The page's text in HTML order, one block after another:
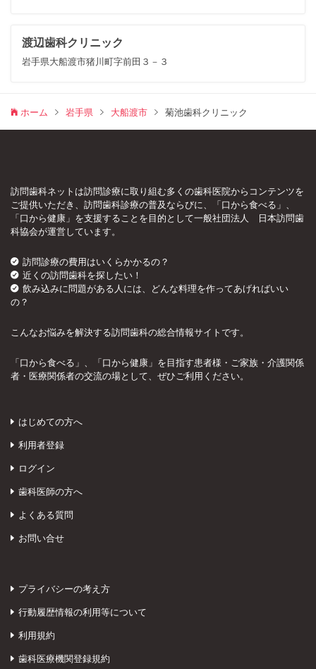
渡辺歯科クリニック
岩手県大船渡市猪川町字前田３－３
ホーム 岩手県 大船渡市 菊池歯科クリニック
訪問歯科ネットは訪問診療に取り組む多くの歯科医院からコンテンツを
ご提供いただき、訪問歯科診療の普及ならびに、「口から食べる」、
「口から健康」を支援することを目的として一般社団法人 日本訪問歯
科協会が運営しています。
訪問診療の費用はいくらかかるの？
近くの訪問歯科を探したい！
飲み込みに問題がある人には、どんな料理を作ってあげればいい
の？
こんなお悩みを解決する訪問歯科の総合情報サイトです。
「口から食べる」、「口から健康」を目指す患者様・ご家族・介護関係
者・医療関係者の交流の場として、ぜひご利用ください。
はじめての方へ
利用者登録
ログイン
歯科医師の方へ
よくある質問
お問い合せ
プライバシーの考え方
行動履歴情報の利用等について
利用規約
歯科医療機関登録規約